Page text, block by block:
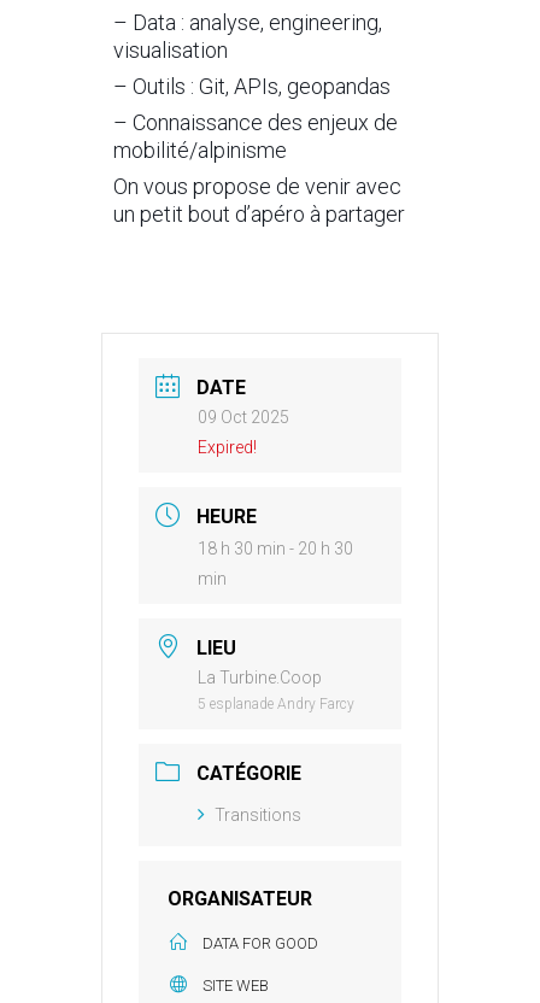
– Data : analyse, engineering,
visualisation
– Outils : Git, APIs, geopandas
– Connaissance des enjeux de
mobilité/alpinisme
On vous propose de venir avec
un petit bout d’apéro à partager
DATE
09 Oct 2025
Expired!
HEURE
18 h 30 min - 20 h 30
min
LIEU
La Turbine.Coop
5 esplanade Andry Farcy
CATÉGORIE
Transitions
ORGANISATEUR
DATA FOR GOOD
SITE WEB